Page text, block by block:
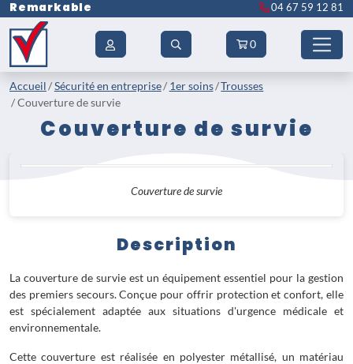
Remarkable 04 67 59 12 81
0
Accueil Sécurité en entreprise 1er soins Trousses
Couverture de survie
Couverture de survie
Couverture de survie
Description
La couverture de survie est un équipement essentiel pour la gestion
des premiers secours. Conçue pour offrir protection et confort, elle
est spécialement adaptée aux situations d'urgence médicale et
environnementale.
Cette couverture est réalisée en polyester métallisé, un matériau